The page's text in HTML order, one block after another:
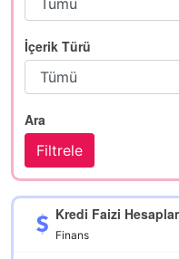
İçerik Türü
Ara
Kredi Faizi
Finans